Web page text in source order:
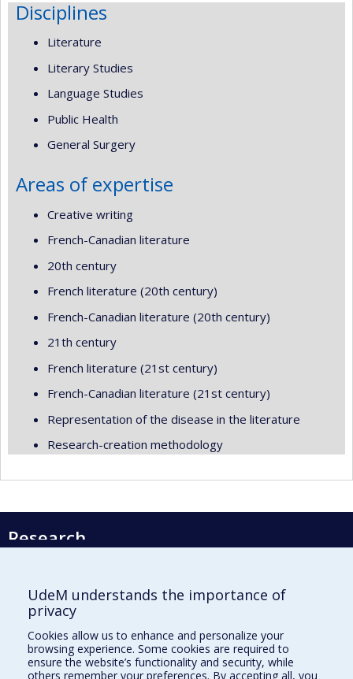
Disciplines
Literature
Literary Studies
Language Studies
Public Health
General Surgery
Areas of expertise
Creative writing
French-Canadian literature
20th century
French literature (20th century)
French-Canadian literature (20th century)
21th century
French literature (21st century)
French-Canadian literature (21st century)
Representation of the disease in the literature
Research-creation methodology
Research
Montréal, Québec, Canada
H3C 3J7
Phone : 514 343-6111, #38492
E-mail :recherche@umontreal.ca
UdeM understands the importance of
privacy
Cookies allow us to enhance and personalize your
browsing experience. Some cookies are required to
ensure the website’s functionality and security, while
others remember your preferences. By accepting all, you